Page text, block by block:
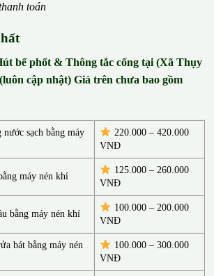
toán
bể phốt & Thông tắc cống tại (Xã Thụy
cập nhật) Giá trên chưa bao gồm
sạch bằng máy
220.000 – 420.000
VNĐ
máy nén khí
125.000 – 260.000
VNĐ
bằng máy nén khí
100.000 – 200.000
VNĐ
bát bằng máy nén
100.000 – 300.000
VNĐ